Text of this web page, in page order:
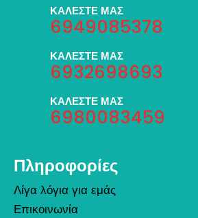
ΚΑΛΕΣΤΕ ΜΑΣ
6949085378
ΚΑΛΕΣΤΕ ΜΑΣ
6932698693
ΚΑΛΕΣΤΕ ΜΑΣ
6980083459
Πληροφορίες
Λίγα λόγια για εμάς
Επικοινωνία